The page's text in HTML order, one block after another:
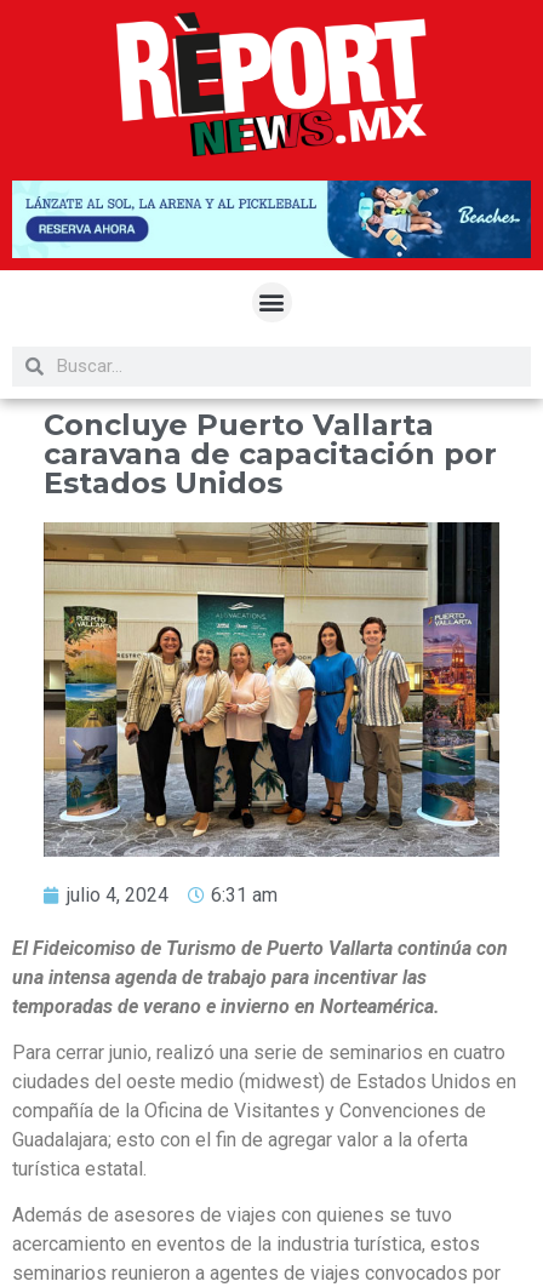
Concluye Puerto Vallarta
caravana de capacitación por
Estados Unidos
julio 4, 2024 6:31 am
El Fideicomiso de Turismo de Puerto Vallarta continúa con
una intensa agenda de trabajo para incentivar las
temporadas de verano e invierno en Norteamérica.
Para cerrar junio, realizó una serie de seminarios en cuatro
ciudades del oeste medio (midwest) de Estados Unidos en
compañía de la Oficina de Visitantes y Convenciones de
Guadalajara; esto con el fin de agregar valor a la oferta
turística estatal.
Además de asesores de viajes con quienes se tuvo
acercamiento en eventos de la industria turística, estos
seminarios reunieron a agentes de viajes convocados por